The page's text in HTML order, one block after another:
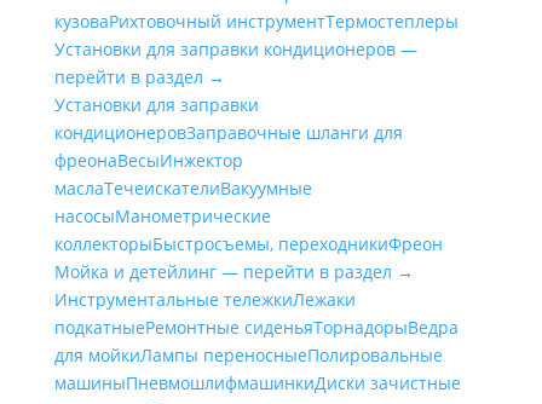
кузоваРихтовочный инструментТермостеплеры
Установки для заправки кондиционеров —
перейти в раздел →
Установки для заправки
кондиционеровЗаправочные шланги для
фреонаВесыИнжектор
маслаТечеискателиВакуумные
насосыМанометрические
коллекторыБыстросъемы, переходникиФреон
Мойка и детейлинг — перейти в раздел →
Инструментальные тележкиЛежаки
подкатныеРемонтные сиденьяТорнадорыВедра
для мойкиЛампы переносныеПолировальные
машиныПневмошлифмашинкиДиски зачистные